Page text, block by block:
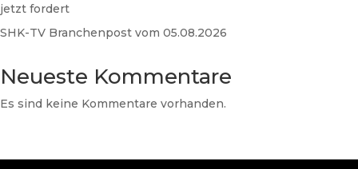
jetzt fordert
SHK-TV Branchenpost vom 05.08.2026
Neueste Kommentare
Es sind keine Kommentare vorhanden.